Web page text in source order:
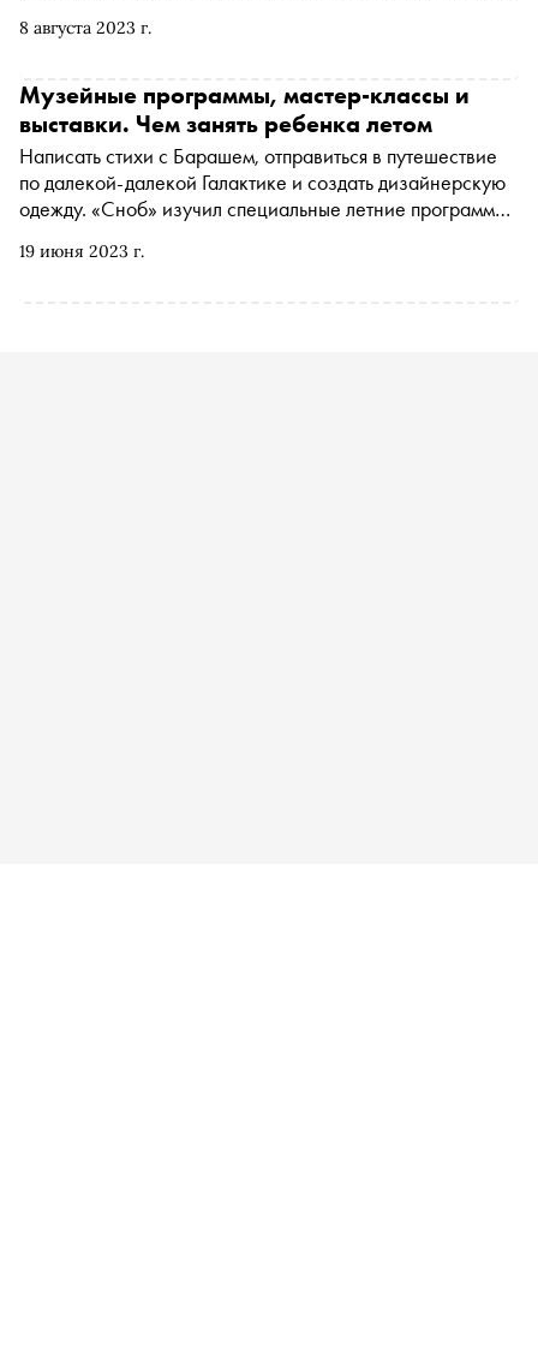
8 августа 2023 г.
19 июня 2023 г.
Музейные программы, мастер-классы и
выставки. Чем занять ребенка летом
Написать стихи с Барашем, отправиться в путешествие
по далекой-далекой Галактике и создать дизайнерскую
одежду. «Сноб» изучил специальные летние программы
отправиться с детьми и чему там можно научиться